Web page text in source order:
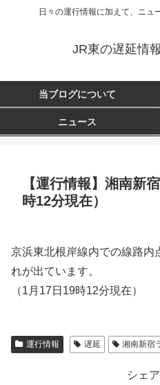
日々の運行情報に加えて、ニュ
JR東の遅延情
当ブログについて
ニュース
【運行情報】湘南新
時12分現在）
京浜東北根岸線内での線路内
れが出ています。
（1月17日19時12分現在）
運行情報 遅延 湘南新宿
シェ